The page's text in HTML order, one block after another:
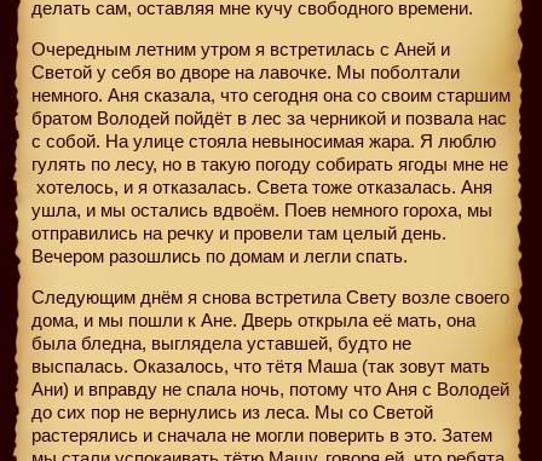
делать сам, оставляя мне кучу свободного времени.
Очередным летним утром я встретилась с Аней и
Светой у себя во дворе на лавочке. Мы поболтали
немного. Аня сказала, что сегодня она со своим старшим
братом Володей пойдёт в лес за черникой и позвала нас
с собой. На улице стояла невыносимая жара. Я люблю
гулять по лесу, но в такую погоду собирать ягоды мне не
хотелось, и я отказалась. Света тоже отказалась. Аня
ушла, и мы остались вдвоём. Поев немного гороха, мы
отправились на речку и провели там целый день.
Вечером разошлись по домам и легли спать.
Следующим днём я снова встретила Свету возле своего
дома, и мы пошли к Ане. Дверь открыла её мать, она
была бледна, выглядела уставшей, будто не
выспалась. Оказалось, что тётя Маша (так зовут мать
Ани) и вправду не спала ночь, потому что Аня с Володей
до сих пор не вернулись из леса. Мы со Светой
растерялись и сначала не могли поверить в это. Затем